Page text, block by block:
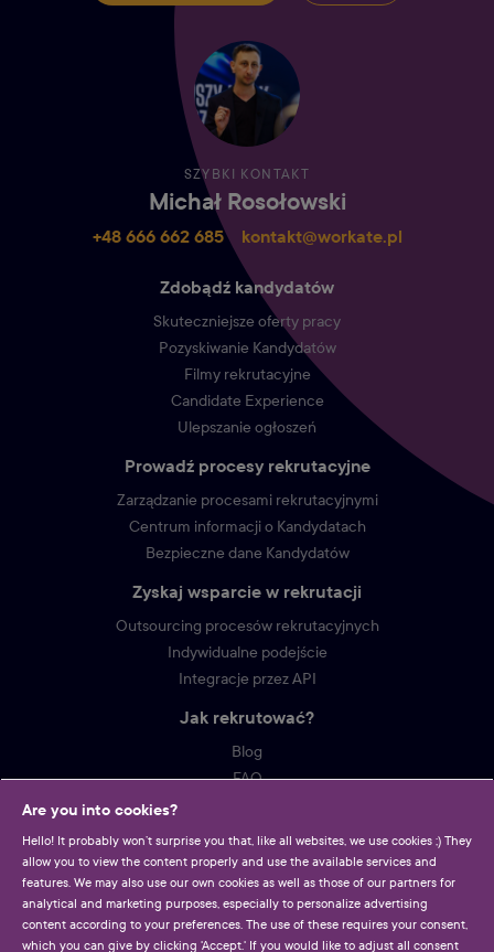
SZYBKI KONTAKT
Michał Rosołowski
+48 666 662 685‬ kontakt@workate.pl
Zdobądź kandydatów
Skuteczniejsze oferty pracy
Pozyskiwanie Kandydatów
Filmy rekrutacyjne
Candidate Experience
Ulepszanie ogłoszeń
Prowadź procesy rekrutacyjne
Zarządzanie procesami rekrutacyjnymi
Centrum informacji o Kandydatach
Bezpieczne dane Kandydatów
Zyskaj wsparcie w rekrutacji
Outsourcing procesów rekrutacyjnych
Indywidualne podejście
Integracje przez API
Jak rekrutować?
Blog
FAQ
Cennik
Kontakt
Regulamin
Polityka prywatności
Are you into cookies?
Hello! It probably won’t surprise you that, like all websites, we use cookies ;) They
allow you to view the content properly and use the available services and
features. We may also use our own cookies as well as those of our partners for
analytical and marketing purposes, especially to personalize advertising
content according to your preferences. The use of these requires your consent,
which you can give by clicking 'Accept.' If you would like to adjust all consent